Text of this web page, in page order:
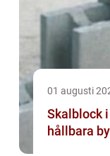
01 augusti
Skalblock i skåne
hållbara